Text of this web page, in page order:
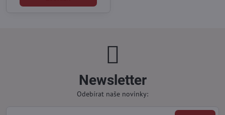
Newsletter
Odebírat naše novinky: